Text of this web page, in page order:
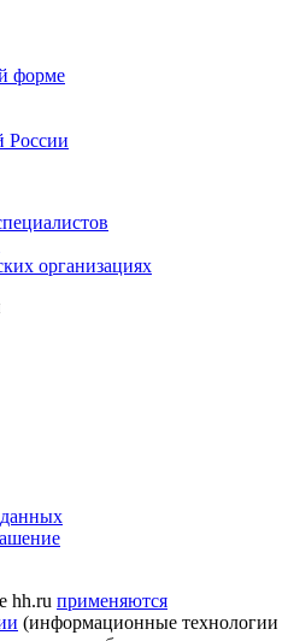
форме
России
организациях
hh.ru применяются
(информационные технологии